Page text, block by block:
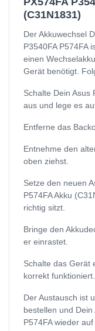
(C31N1831)
Der Akkuwechsel
P3540FA P574FA
einen
Gerät benötigt.
Schalte Dein Asus
aus und lege es
Entferne das
Entnehme den
oben ziehst.
Setze den neuen
P574FA Akku
richtig sitzt.
Bringe den
er einrastet.
Schalte das Gerät
korrekt funktioniert.
Der Austausch ist
bestellen und Dein
P574FA wieder